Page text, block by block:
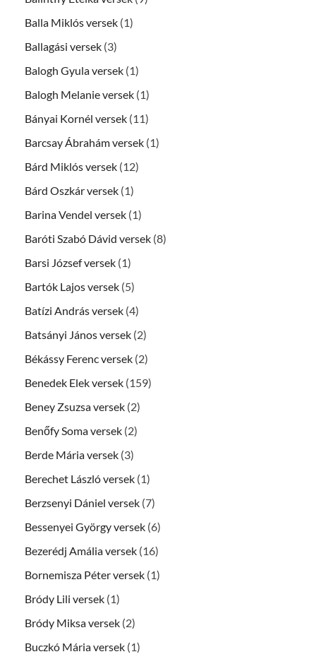
Balla Miklós versek (1)
Ballagási versek (3)
Balogh Gyula versek (1)
Balogh Melanie versek (1)
Bányai Kornél versek (11)
Barcsay Ábrahám versek (1)
Bárd Miklós versek (12)
Bárd Oszkár versek (1)
Barina Vendel versek (1)
Baróti Szabó Dávid versek (8)
Barsi József versek (1)
Bartók Lajos versek (5)
Batízi András versek (4)
Batsányi János versek (2)
Békássy Ferenc versek (2)
Benedek Elek versek (159)
Beney Zsuzsa versek (2)
Benőfy Soma versek (2)
Berde Mária versek (3)
Berechet László versek (1)
Berzsenyi Dániel versek (7)
Bessenyei György versek (6)
Bezerédj Amália versek (16)
Bornemisza Péter versek (1)
Bródy Lili versek (1)
Bródy Miksa versek (2)
Buczkó Mária versek (1)